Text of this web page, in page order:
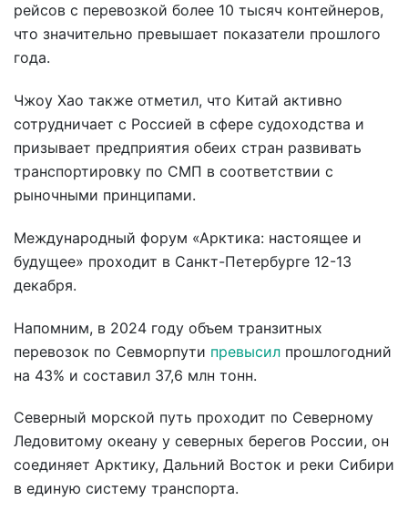
рейсов с перевозкой более 10 тысяч контейнеров,
что значительно превышает показатели прошлого
года.
Чжоу Хао также отметил, что Китай активно
сотрудничает с Россией в сфере судоходства и
призывает предприятия обеих стран развивать
транспортировку по СМП в соответствии с
рыночными принципами.
Международный форум «Арктика: настоящее и
будущее» проходит в Санкт-Петербурге 12-13
декабря.
Напомним, в 2024 году объем транзитных
перевозок по Севморпути превысил прошлогодний
на 43% и составил 37,6 млн тонн.
Северный морской путь проходит по Северному
Ледовитому океану у северных берегов России, он
соединяет Арктику, Дальний Восток и реки Сибири
в единую систему транспорта.